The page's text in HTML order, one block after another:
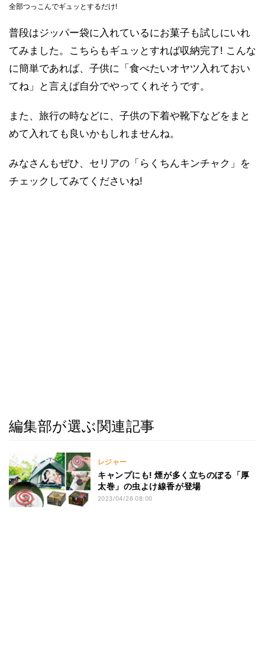
全部つっこんでギュッとするだけ!
普段はジッパー袋に入れているにお菓子も試しにいれ
てみました。こちらもギュッとすれば収納完了! こんな
に簡単であれば、子供に「食べたいオヤツ入れておい
てね」と言えば自分でやってくれそうです。
また、旅行の時などに、子供の下着や靴下などをまと
めて入れても良いかもしれませんね。
みなさんもぜひ、セリアの「らくちんキンチャク」を
チェックしてみてくださいね!
編集部が選ぶ関連記事
レジャー
キャンプにも! 煙が多く立ちのぼる「厚
太巻」の虫よけ線香が登場
2023/04/26 08:00